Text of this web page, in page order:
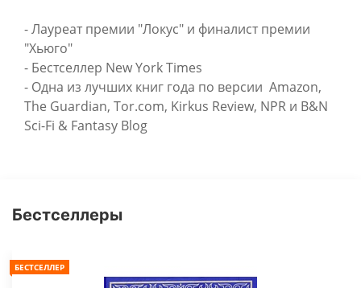
- Лауреат премии "Локус" и финалист премии
"Хьюго"
- Бестселлер New York Times
- Одна из лучших книг года по версии Amazon,
The Guardian, Tor.com, Kirkus Review, NPR и B&N
Sci-Fi & Fantasy Blog
Бестселлеры
БЕСТСЕЛЛЕР